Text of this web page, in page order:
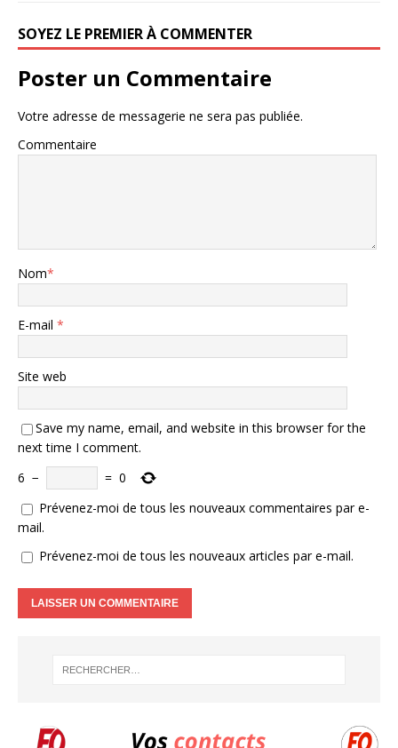
SOYEZ LE PREMIER À COMMENTER
Poster un Commentaire
Votre adresse de messagerie ne sera pas publiée.
Commentaire
Nom*
E-mail *
Site web
Save my name, email, and website in this browser for the
next time I comment.
6 − = 0
Prévenez-moi de tous les nouveaux commentaires par e-
mail.
Prévenez-moi de tous les nouveaux articles par e-mail.